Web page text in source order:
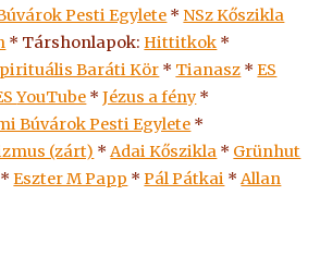
Pesti Egylete * NSz Kőszikla
* Társhonlapok:Hittitkok *
Baráti Kör * Tianasz *ES
YouTube *Jézus a fény *
Búvárok Pesti Egylete *
(zárt) *Adai Kőszikla * Grünhut
*Eszter M Papp *Pál Pátkai *Allan